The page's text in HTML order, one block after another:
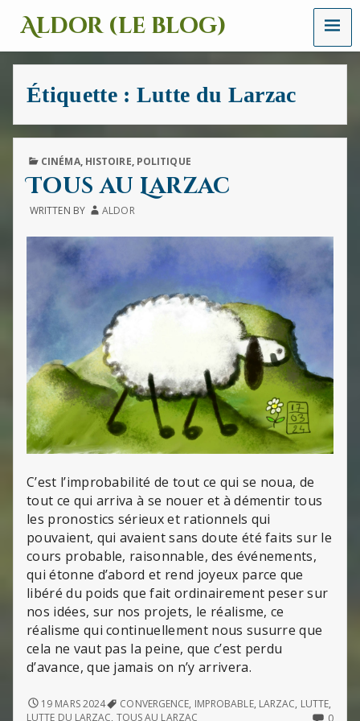
Aldor (le blog)
Un
site
avec
des
des
images
et
sons
MENU
Étiquette : Lutte du Larzac
PUBLISHED
CINÉMA, HISTOIRE, POLITIQUE
Tous au Larzac
WRITTEN BY ALDOR
C’est l’improbabilité de tout ce qui se noua, de
tout ce qui arriva à se nouer et à démentir tous
les pronostics sérieux et rationnels qui
pouvaient, qui avaient sans doute été faits sur le
cours probable, raisonnable, des événements,
qui étonne d’abord et rend joyeux parce que
libéré du poids que fait ordinairement peser sur
nos idées, sur nos projets, le réalisme, ce
réalisme qui continuellement nous susurre que
cela ne vaut pas la peine, que c’est perdu
d’avance, que jamais on n’y arrivera.
TOUS
AU
19 MARS 2024 CONVERGENCE, IMPROBABLE, LARZAC, LUTTE,
LUTTE DU LARZAC, TOUS AU LARZAC 0NO